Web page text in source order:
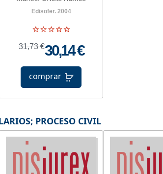
Edisofer. 2004
31,73 €30,14 €
comprar
; PROCESO CIVIL